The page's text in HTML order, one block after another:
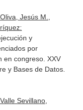
Jesús M.,
y
por
en congreso. XXV
y Bases de Datos.
Sevillano,